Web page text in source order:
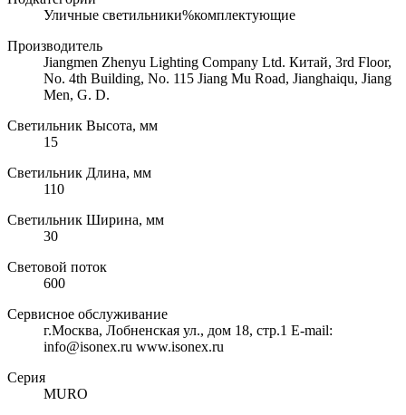
Уличные светильники%комплектующие
Производитель
Jiangmen Zhenyu Lighting Company Ltd. Китай, 3rd Floor,
No. 4th Building, No. 115 Jiang Mu Road, Jianghaiqu, Jiang
Men, G. D.
Светильник Высота, мм
15
Светильник Длина, мм
110
Светильник Ширина, мм
30
Световой поток
600
Сервисное обслуживание
г.Москва, Лобненская ул., дом 18, стр.1 E-mail:
info@isonex.ru www.isonex.ru
Серия
MURO